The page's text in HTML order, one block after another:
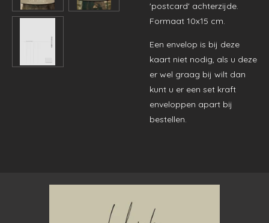
'postcard' achterzijde.
Formaat 10x15 cm.
Een envelop is bij deze
kaart niet nodig, als u deze
er wel graag bij wilt dan
kunt u er een set kraft
enveloppen apart bij
bestellen.